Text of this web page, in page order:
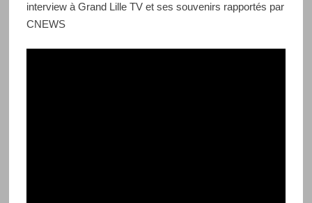
interview à Grand Lille TV et ses souvenirs rapportés par
CNEWS